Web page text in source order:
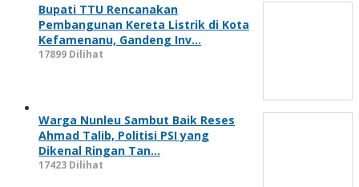
Bupati TTU Rencanakan
Pembangunan Kereta Listrik di Kota
Kefamenanu, Gandeng Inv…
17899 Dilihat
Warga Nunleu Sambut Baik Reses
Ahmad Talib, Politisi PSI yang
Dikenal Ringan Tan…
17423 Dilihat